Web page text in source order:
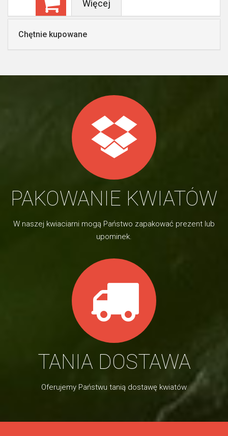
Więcej
Chętnie kupowane
PAKOWANIE KWIATÓW
W naszej kwiaciarni mogą Państwo zapakować prezent lub
upominek.
TANIA DOSTAWA
Oferujemy Państwu tanią dostawę kwiatów